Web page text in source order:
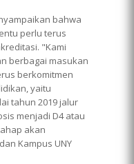
bahwa
perlu terus
"Kami
berbagai masukan
berkomitmen
yaitu
tahun 2019 jalur
menjadi D4 atau
akan
Kampus UNY